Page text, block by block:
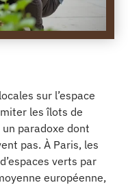
sur l’espace
les îlots de
un paradoxe dont
pas. À Paris, les
verts par
européenne,